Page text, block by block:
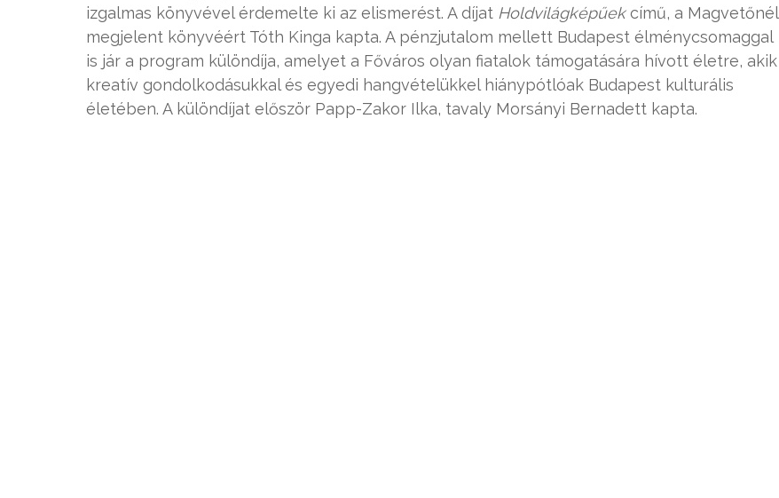
izgalmas könyvével érdemelte ki az elismerést. A díjat Holdvilágképűekcímű, a Magvetőnél
megjelent könyvéért Tóth Kinga kapta. A pénzjutalom mellett Budapest élménycsomaggal
is jár a program különdíja, amelyet a Főváros olyan fiatalok támogatására hívott életre, akik
kreatív gondolkodásukkal és egyedi hangvételükkel hiánypótlóak Budapest kulturális
életében. A különdíjat először Papp-Zakor Ilka, tavaly Morsányi Bernadett kapta.